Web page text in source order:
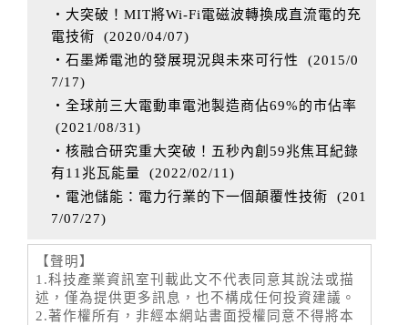
‧大突破！MIT將Wi-Fi電磁波轉換成直流電的充
電技術 (2020/04/07)
‧石墨烯電池的發展現況與未來可行性
(2015/0
7/17)
‧全球前三大電動車電池製造商佔69%的市佔率
(2021/08/31)
‧核融合研究重大突破！五秒內創59兆焦耳紀錄
有11兆瓦能量 (2022/02/11)
‧電池儲能：電力行業的下一個顛覆性技術 (201
7/07/27)
【聲明】
1.科技產業資訊室刊載此文不代表同意其說法或描
述，僅為提供更多訊息，也不構成任何投資建議。
2.著作權所有，非經本網站書面授權同意不得將本